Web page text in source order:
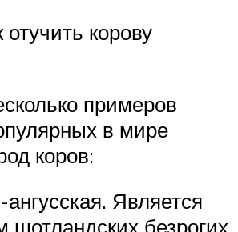
отучить корову
примеров
в мире
коров:
Является
шотландских безрогих